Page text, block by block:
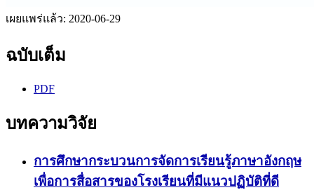
เผยแพร่แล้ว: 2020-06-29
ฉบับเต็ม
PDF
บทความวิจัย
การศึกษากระบวนการจัดการเรียนรู้ภาษาอังกฤษ
เพื่อการสื่อสารของโรงเรียนที่มีแนวปฏิบัติที่ดี